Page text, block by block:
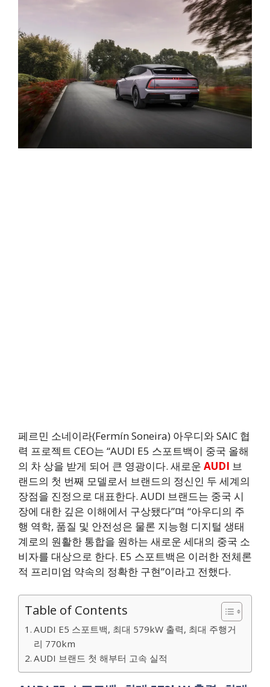
페르민 소네이라(Fermín Soneira) 아우디와 SAIC 협
력 프로젝트 CEO는 “AUDI E5 스포트백이 중국 올해
의 차 상을 받게 되어 큰 영광이다. 새로운 AUDI 브
랜드의 첫 번째 모델로서 브랜드의 정신인 두 세계의
장점을 진정으로 대표한다. AUDI 브랜드는 중국 시
장에 대한 깊은 이해에서 구상됐다”며 “아우디의 주
행 역학, 품질 및 안전성은 물론 지능형 디지털 생태
계로의 원활한 통합을 원하는 새로운 세대의 중국 소
비자를 대상으로 한다. E5 스포트백은 이러한 전체론
적 프리미엄 약속의 정확한 구현”이라고 전했다.
Table of Contents
AUDI E5 스포트백, 최대 579kW 출력, 최대 주행거
리 770km
AUDI 브랜드 첫 해부터 고속 실적